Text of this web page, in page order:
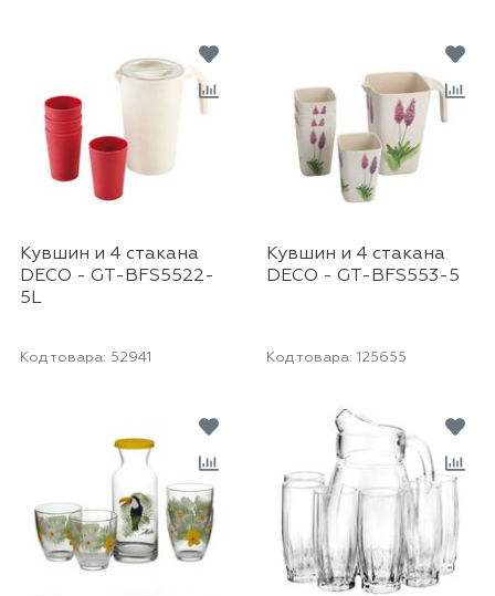
Кувшин и 4 стакана
DECO - GT-BFS5522-
5L
Кувшин и 4 стакана
DECO - GT-BFS553-5
Код товара: 52941 Код товара: 125655